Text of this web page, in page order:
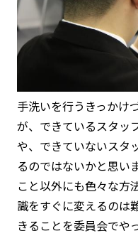
手洗いを行うきっかけ
が、できているスタッ
や、できていないスタ
るのではないかと思い
こと以外にも色々な方
識をすぐに変えるのは
きることを委員会でや